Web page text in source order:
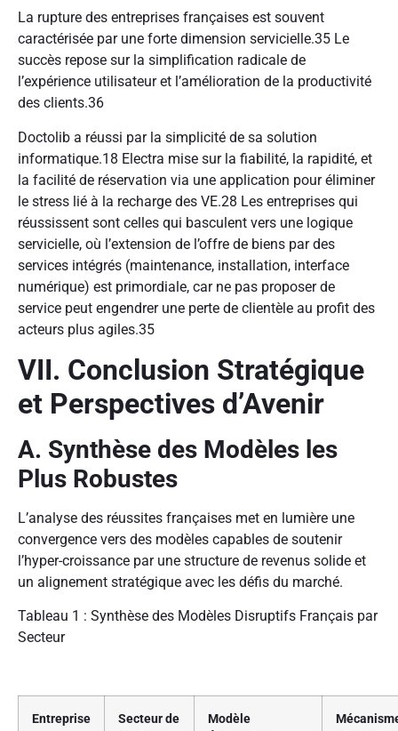
La rupture des entreprises françaises est souvent
caractérisée par une forte dimension servicielle.35 Le
succès repose sur la simplification radicale de
l’expérience utilisateur et l’amélioration de la productivité
des clients.36
Doctolib a réussi par la simplicité de sa solution
informatique.18 Electra mise sur la fiabilité, la rapidité, et
la facilité de réservation via une application pour éliminer
le stress lié à la recharge des VE.28 Les entreprises qui
réussissent sont celles qui basculent vers une logique
servicielle, où l’extension de l’offre de biens par des
services intégrés (maintenance, installation, interface
numérique) est primordiale, car ne pas proposer de
service peut engendrer une perte de clientèle au profit des
acteurs plus agiles.35
VII. Conclusion Stratégique
et Perspectives d’Avenir
A. Synthèse des Modèles les
Plus Robustes
L’analyse des réussites françaises met en lumière une
convergence vers des modèles capables de soutenir
l’hyper-croissance par une structure de revenus solide et
un alignement stratégique avec les défis du marché.
Tableau 1 : Synthèse des Modèles Disruptifs Français par
Secteur
Entreprise
Secteur de
Modèle